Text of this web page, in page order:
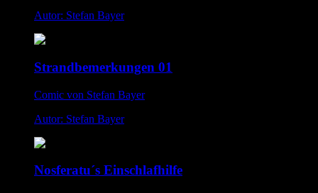
Autor: Stefan Bayer
Strandbemerkungen 01
Comic von Stefan Bayer
Autor: Stefan Bayer
Nosferatu´s Einschlafhilfe